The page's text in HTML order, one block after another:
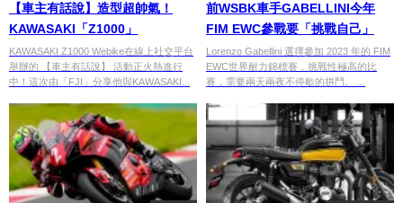
【車主有話說】造型超帥氣！
KAWASAKI「Z1000」
KAWASAKI Z1000 Webike在線上社交平台
舉辦的 【車主有話說】 活動正火熱進行
中！這次由「FJI」分享他與KAWASAKI...
前WSBK車手GABELLINI今年
FIM EWC參戰要「挑戰自己」
Lorenzo Gabellini 選擇參加 2023 年的 FIM
EWC世界耐力錦標賽，挑戰性極高的比
賽，需要兩天兩夜不停歇的拼鬥。 ...